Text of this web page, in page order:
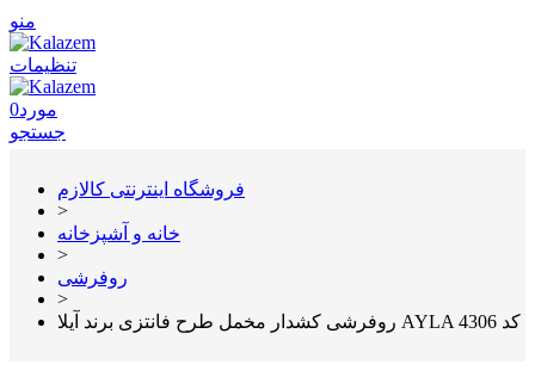
منو
تنظیمات
0مورد
جستجو
فروشگاه اینترنتی کالازم
>
خانه و آشپزخانه
>
روفرشی
>
روفرشی کشدار مخمل طرح فانتزی برند آیلا AYLA کد 4306